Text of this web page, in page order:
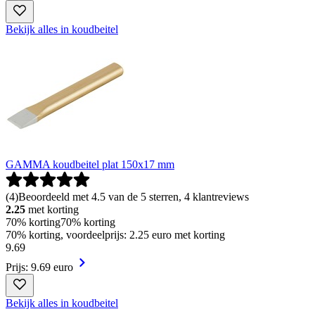
Bekijk alles in koudbeitel
GAMMA koudbeitel plat 150x17 mm
(4)Beoordeeld met 4.5 van de 5 sterren, 4 klantreviews
2.25 met korting
70% korting70% korting
70% korting, voordeelprijs: 2.25 euro met korting
9.69
Prijs: 9.69 euro
Bekijk alles in koudbeitel